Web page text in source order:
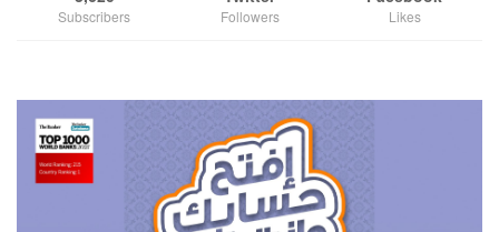
Likes
Followers
Subscribers